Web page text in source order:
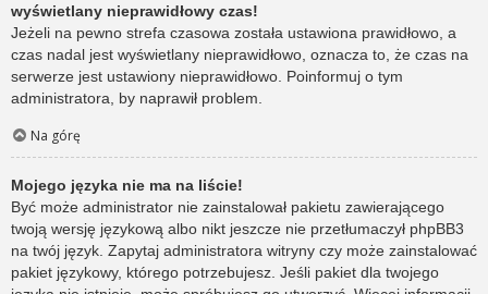
wyświetlany nieprawidłowy czas!
Jeżeli na pewno strefa czasowa została ustawiona prawidłowo, a
czas nadal jest wyświetlany nieprawidłowo, oznacza to, że czas na
serwerze jest ustawiony nieprawidłowo. Poinformuj o tym
administratora, by naprawił problem.
Na górę
Mojego języka nie ma na liście!
Być może administrator nie zainstalował pakietu zawierającego
twoją wersję językową albo nikt jeszcze nie przetłumaczył phpBB3
na twój język. Zapytaj administratora witryny czy może zainstalować
pakiet językowy, którego potrzebujesz. Jeśli pakiet dla twojego